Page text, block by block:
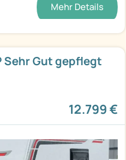
Mehr Details
Sehr Gut gepflegt
12.799 €